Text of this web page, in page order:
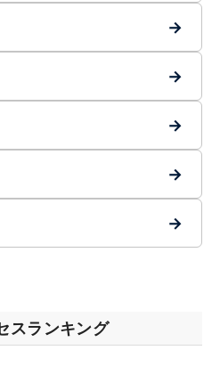
→
→
→
→
→
スランキング